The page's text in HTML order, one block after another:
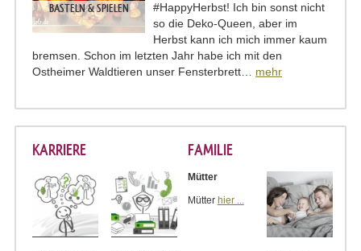
BASTELN & SPIELEN
#HappyHerbst! Ich bin sonst nicht
so die Deko-Queen, aber im
Herbst kann ich mich immer kaum
bremsen. Schon im letzten Jahr habe ich mit den
Ostheimer Waldtieren unser Fensterbrett… mehr
KARRIERE FAMILIE
Mütter
Mütter hier ...